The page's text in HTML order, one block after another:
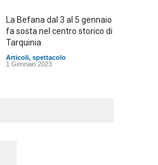
La Befana dal 3 al 5 gennaio
fa sosta nel centro storico di
Tarquinia
Articoli, spettacolo
1 Gennaio 2023